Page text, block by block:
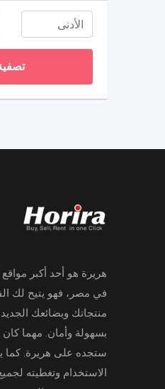
هريرة هو أحد أكبر مواقع
في مصر، فهو يتيح لك
منتجاتك وبضائعك
بسهولة وأمان. مهما
ستجده على هريرة. كما
الاستخدام وتغطيته